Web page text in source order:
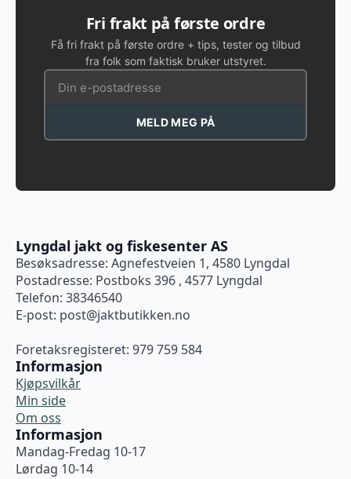
Fri frakt på første ordre
Få fri frakt på første ordre + tips, tester og tilbud
fra folk som faktisk bruker utstyret.
MELD MEG PÅ
Lyngdal jakt og fiskesenter AS
Besøksadresse: Agnefestveien 1, 4580 Lyngdal
Postadresse: Postboks 396 , 4577 Lyngdal
Telefon: 38346540
E-post: post@jaktbutikken.no
Foretaksregisteret: 979 759 584
Informasjon
Kjøpsvilkår
Min side
Om oss
Informasjon
Mandag-Fredag 10-17
Lørdag 10-14